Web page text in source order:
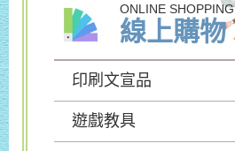
ONLINE SHOPPING
線上購物
印刷文宣品
遊戲教具